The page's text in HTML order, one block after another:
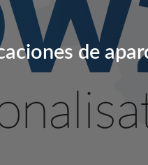
de